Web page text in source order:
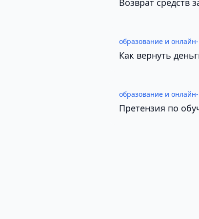
образование и
Как вернуть
образование и
Претензия по